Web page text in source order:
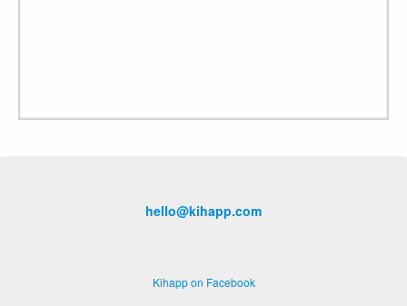
hello@kihapp.com
Kihapp on Facebook